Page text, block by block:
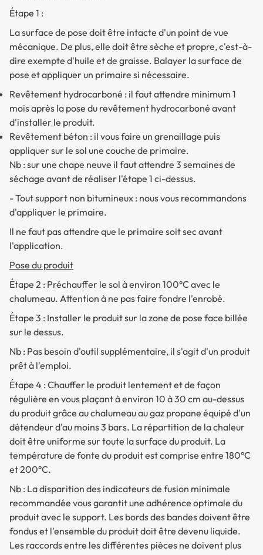
Étape 1 :
La surface de pose doit être intacte d'un point de vue
mécanique. De plus, elle doit être sèche et propre, c'est-à-
dire exempte d'huile et de graisse. Balayer la surface de
pose et appliquer un primaire si nécessaire.
Revêtement hydrocarboné : il faut attendre minimum 1
mois après la pose du revêtement hydrocarboné avant
d'installer le produit.
Revêtement béton : il vous faire un grenaillage puis
appliquer sur le sol une couche de primaire.
Nb : sur une chape neuve il faut attendre 3 semaines de
séchage avant de réaliser l'étape 1 ci-dessus.
- Tout support non bitumineux : nous vous recommandons
d'appliquer le primaire.
Il ne faut pas attendre que le primaire soit sec avant
l'application.
Pose du produit
Étape 2 : Préchauffer le sol à environ 100°C avec le
chalumeau. Attention à ne pas faire fondre l'enrobé.
Étape 3 : Installer le produit sur la zone de pose face billée
sur le dessus.
Nb : Pas besoin d'outil supplémentaire, il s'agit d'un produit
prêt à l'emploi.
Étape 4 : Chauffer le produit lentement et de façon
régulière en vous plaçant à environ 10 à 30 cm au-dessus
du produit grâce au chalumeau au gaz propane équipé d'un
détendeur d'au moins 3 bars. La répartition de la chaleur
doit être uniforme sur toute la surface du produit. La
température de fonte du produit est comprise entre 180°C
et 200°C.
Nb : La disparition des indicateurs de fusion minimale
recommandée vous garantit une adhérence optimale du
produit avec le support. Les bords des bandes doivent être
fondus et l'ensemble du produit doit être devenu liquide.
Les raccords entre les différentes pièces ne doivent plus